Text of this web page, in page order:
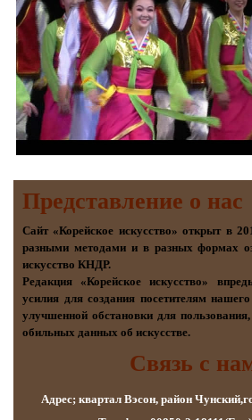
Представление о наc
Сайт «Корейское искусство» открыт в
разными методами и в разных формах
искусство КНДР.
Редакция «Корейское искусство»
усилия для создания посетителям
улучшенной обстановки для
обильных данных об искусстве.
Связь с
Адрес; квартал Вэсон, район